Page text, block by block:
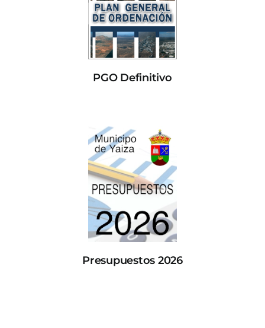
PGO Definitivo
Presupuestos 2026